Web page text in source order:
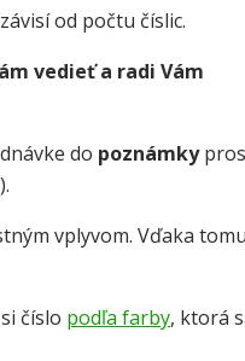
závisí od počtu číslic.
vedieť a radi Vám
do poznámky
vplyvom. Vďaka tomu
číslo podľa farby, ktorá